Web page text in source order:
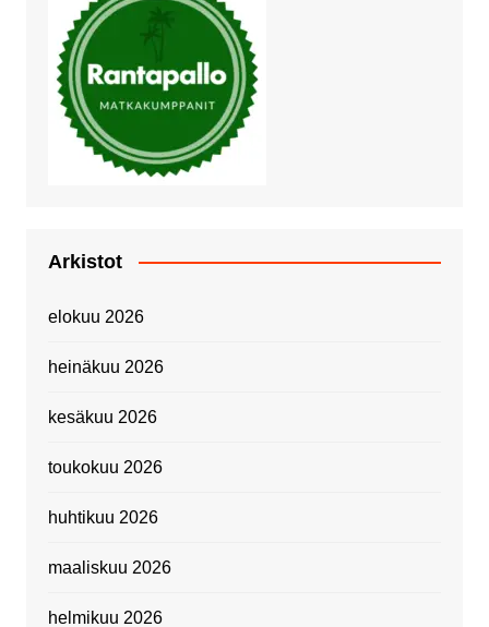
Arkistot
elokuu 2026
heinäkuu 2026
kesäkuu 2026
toukokuu 2026
huhtikuu 2026
maaliskuu 2026
helmikuu 2026